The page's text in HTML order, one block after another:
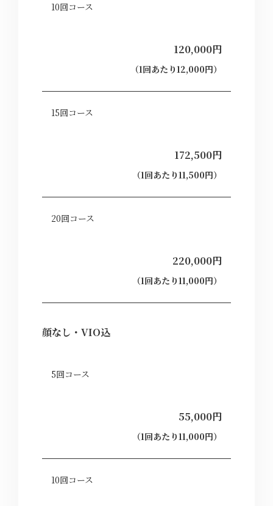
10回コース
120,000円
（1回あたり12,000円）
15回コース
172,500円
（1回あたり11,500円）
20回コース
220,000円
（1回あたり11,000円）
顔なし・VIO込
5回コース
55,000円
（1回あたり11,000円）
10回コース